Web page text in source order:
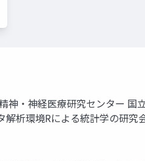
・神経医療研究センター
析環境Rによる統計学の研